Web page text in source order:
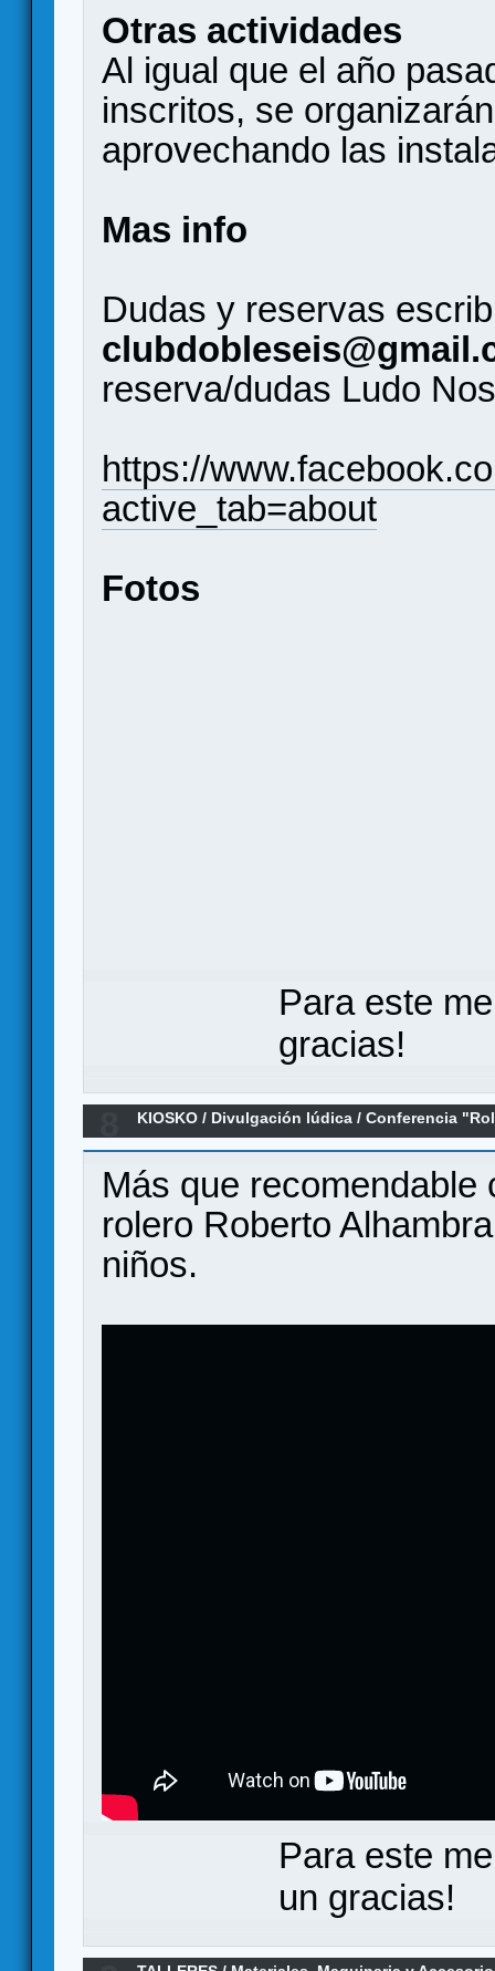
Otras actividades
Al igual que el año
inscritos, se
aprovechando las
Mas info
Dudas y reservas
reserva/dudas Ludo
https://
active_tab=about
Fotos
Para este
gracias!
KIOSKO / Divulgación lúdica /Conferencia
Más que
rolero Roberto
niños.
Para este
un gracias!